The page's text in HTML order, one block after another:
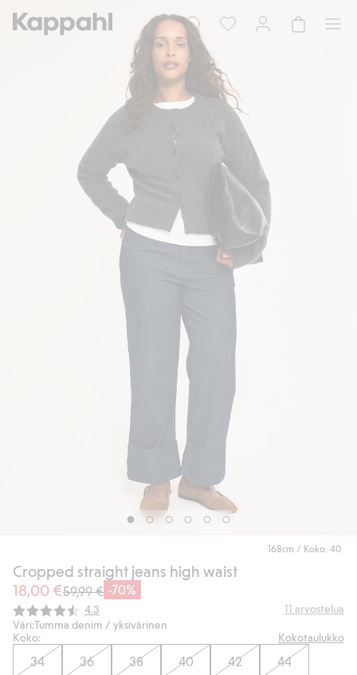
168cm / Koko: 40
Cropped straight jeans high waist
18,00 €59,99 € -70%
Keskimääräinen luokitus:
4.3 11 arvostelua
Väri:Tumma denim / yksivärinen
Koko:
Kokotaulukko
34 36 38 40 42 44